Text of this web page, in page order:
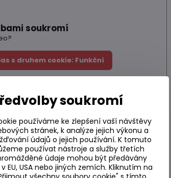
soukromí
s druhem cookie: Funkční
soukromí
používáme ke zlepšení vaší návštěvy
stránek, k analýze jejich výkonu a
údajů o jejich používání. K tomuto
používat nástroje a služby třetích
údaje mohou být předávány
EU, USA nebo jiných zemích. Kliknutím na